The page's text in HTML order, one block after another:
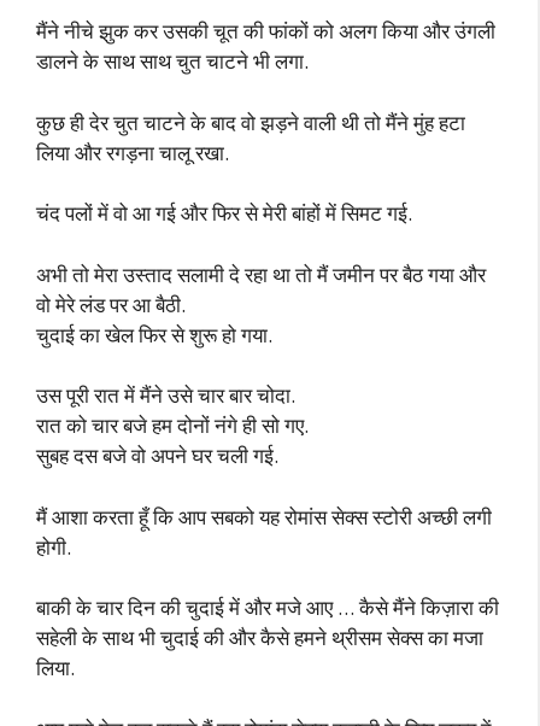
मैंने नीचे झुक कर उसकी चूत की फांकों को अलग किया और उंगली
डालने के साथ साथ चुत चाटने भी लगा.
कुछ ही देर चुत चाटने के बाद वो झड़ने वाली थी तो मैंने मुंह हटा
लिया और रगड़ना चालू रखा.
चंद पलों में वो आ गई और फिर से मेरी बांहों में सिमट गई.
अभी तो मेरा उस्ताद सलामी दे रहा था तो मैं जमीन पर बैठ गया और
वो मेरे लंड पर आ बैठी.
चुदाई का खेल फिर से शुरू हो गया.
उस पूरी रात में मैंने उसे चार बार चोदा.
रात को चार बजे हम दोनों नंगे ही सो गए.
सुबह दस बजे वो अपने घर चली गई.
मैं आशा करता हूँ कि आप सबको यह रोमांस सेक्स स्टोरी अच्छी लगी
होगी.
बाकी के चार दिन की चुदाई में और मजे आए … कैसे मैंने किज़ारा की
सहेली के साथ भी चुदाई की और कैसे हमने थ्रीसम सेक्स का मजा
लिया.